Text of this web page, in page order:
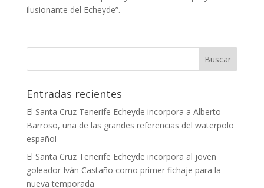
ilusionante del Echeyde”.
Entradas recientes
El Santa Cruz Tenerife Echeyde incorpora a Alberto
Barroso, una de las grandes referencias del waterpolo
español
El Santa Cruz Tenerife Echeyde incorpora al joven
goleador Iván Castaño como primer fichaje para la
nueva temporada